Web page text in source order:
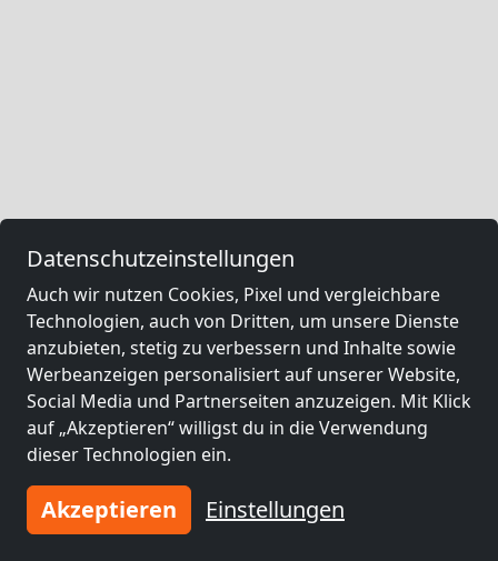
Datenschutzeinstellungen
Auch wir nutzen Cookies, Pixel und vergleichbare
Technologien, auch von Dritten, um unsere Dienste
anzubieten, stetig zu verbessern und Inhalte sowie
Werbeanzeigen personalisiert auf unserer Website,
Social Media und Partnerseiten anzuzeigen. Mit Klick
auf „Akzeptieren“ willigst du in die Verwendung
dieser Technologien ein.
Akzeptieren Einstellungen